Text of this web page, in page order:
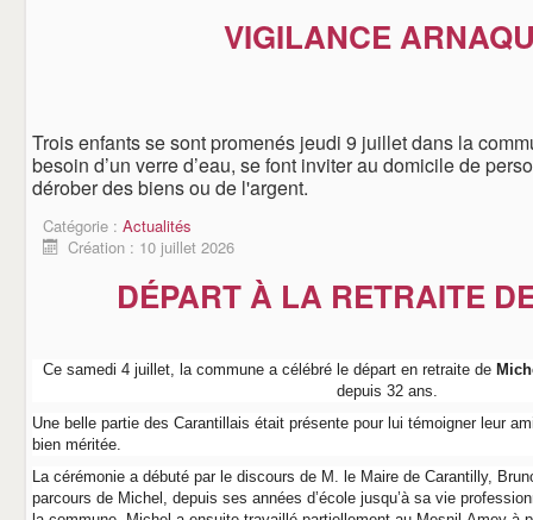
VIGILANCE
Trois enfants se sont promenés jeudi 9 juillet dans la
besoin d’un verre d’eau, se font inviter au domicile de
dérober des biens ou de l'argent.
Catégorie : Actualités
Création : 10 juillet 2026
DÉPART À LA RETRAITE
Ce samedi 4 juillet, la commune a célébré le départ en retraite de
depuis 32 ans.
Une belle partie des Carantillais était présente pour lui témoigner leur
bien méritée.
La cérémonie a débuté par le discours de M. le Maire de Carantilly,
parcours de Michel, depuis ses années d’école jusqu’à sa vie